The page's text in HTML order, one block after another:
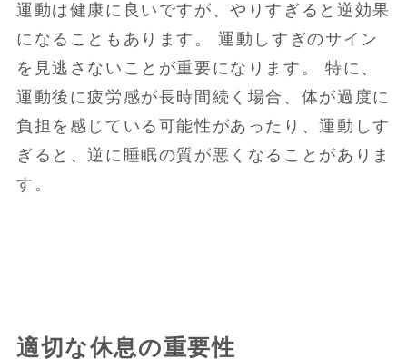
運動は健康に良いですが、やりすぎると逆効果
になることもあります。 運動しすぎのサイン
を見逃さないことが重要になります。 特に、
運動後に疲労感が長時間続く場合、体が過度に
負担を感じている可能性があったり、運動しす
ぎると、逆に睡眠の質が悪くなることがありま
す。
適切な休息の重要性